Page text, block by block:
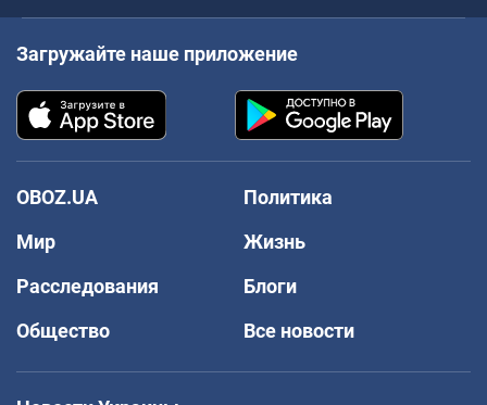
Загружайте наше приложение
OBOZ.UA
Политика
Мир
Жизнь
Расследования
Блоги
Общество
Все новости